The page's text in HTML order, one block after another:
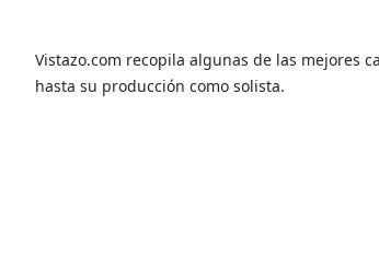
Vistazo.com recopila algunas de las mejores
hasta su producción como solista.